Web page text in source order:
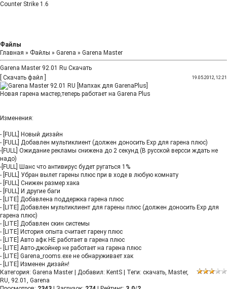
Counter Strike 1.6
Файлы
Главная » Файлы » Garena » Garena Master
Garena Master 92.01 Ru Скачать
Скачать файл 19.05.2012, 12:21
Новая гарена мастер,теперь работает на Garena Plus
Изменения:
- [FULL] Новый дизайн
- [FULL] Добавлен мультиклиент (должен доносить Exp для гарена плюс)
-[FULL] Ожидание рекламы снижена до 2 секунд (В русской версси ждать не
надо)
-[FULL] Шанс что антивирус будет ругаться 1%
- [FULL] Убран вылет гарены плюс при в ходе в любую комнату
- [FULL] Снижен размер хака
- [FULL] И другие баги
- [LITE] Добавлена поддержка гарена плюс
- [LITE] Добавлен мультиклиент для гарены плюс (должен доносить Exp для
гарена плюс)
- [LITE] Добавлен скин системы
- [LITE] История опыта считает гарену плюс
- [LITE] Авто афк НЕ работает в гарена плюс
- [LITE] Авто-джойнер не работает на гарена плюс
- [LITE] Garena_rooms.exe не обнаруживает хак
- [LITE] Изменен дизайн!
Категория: Garena Master Добавил: KentS Теги: скачать, Master,
RU, 92.01 , Garena